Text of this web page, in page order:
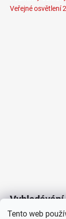
Tento web
Veřejné osvětlení
Vyhledávání